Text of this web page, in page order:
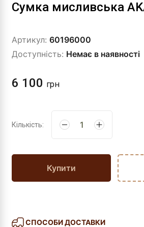
Сумка мисливська
Артикул: 60196000
Доступність: Немає в наявності
6 100 грн
Кількість:
Купити
СПОСОБИ ДОСТАВКИ